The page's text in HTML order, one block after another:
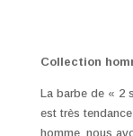
Collection
La barbe de « 2
est très
homme, nous